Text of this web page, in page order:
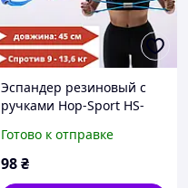
Эспандер резиновый с
ручками Hop-Sport HS-
сопротивление 9 13,6 кг
для разминки
Готово к отправке
98₴